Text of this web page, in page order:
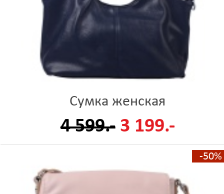
Сумка женская
4 599.- 3 199.-
-50%